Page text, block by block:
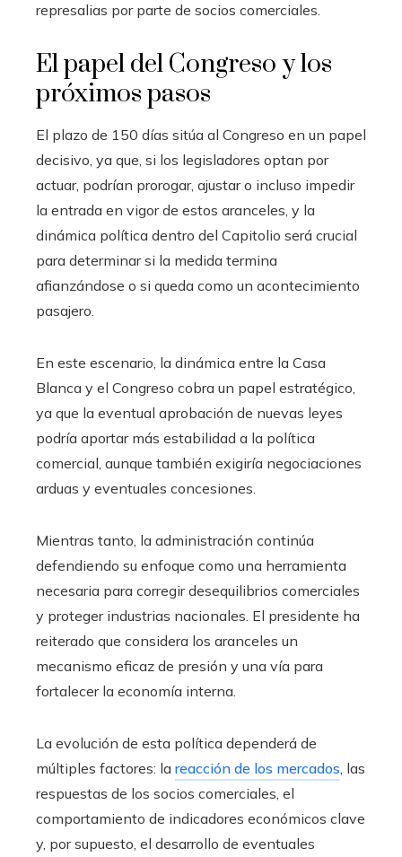
represalias por parte de socios comerciales.
El papel del Congreso y los
próximos pasos
El plazo de 150 días sitúa al Congreso en un papel
decisivo, ya que, si los legisladores optan por
actuar, podrían prorogar, ajustar o incluso impedir
la entrada en vigor de estos aranceles, y la
dinámica política dentro del Capitolio será crucial
para determinar si la medida termina
afianzándose o si queda como un acontecimiento
pasajero.
En este escenario, la dinámica entre la Casa
Blanca y el Congreso cobra un papel estratégico,
ya que la eventual aprobación de nuevas leyes
podría aportar más estabilidad a la política
comercial, aunque también exigiría negociaciones
arduas y eventuales concesiones.
Mientras tanto, la administración continúa
defendiendo su enfoque como una herramienta
necesaria para corregir desequilibrios comerciales
y proteger industrias nacionales. El presidente ha
reiterado que considera los aranceles un
mecanismo eficaz de presión y una vía para
fortalecer la economía interna.
La evolución de esta política dependerá de
múltiples factores: la reacción de los mercados, las
respuestas de los socios comerciales, el
comportamiento de indicadores económicos clave
y, por supuesto, el desarrollo de eventuales